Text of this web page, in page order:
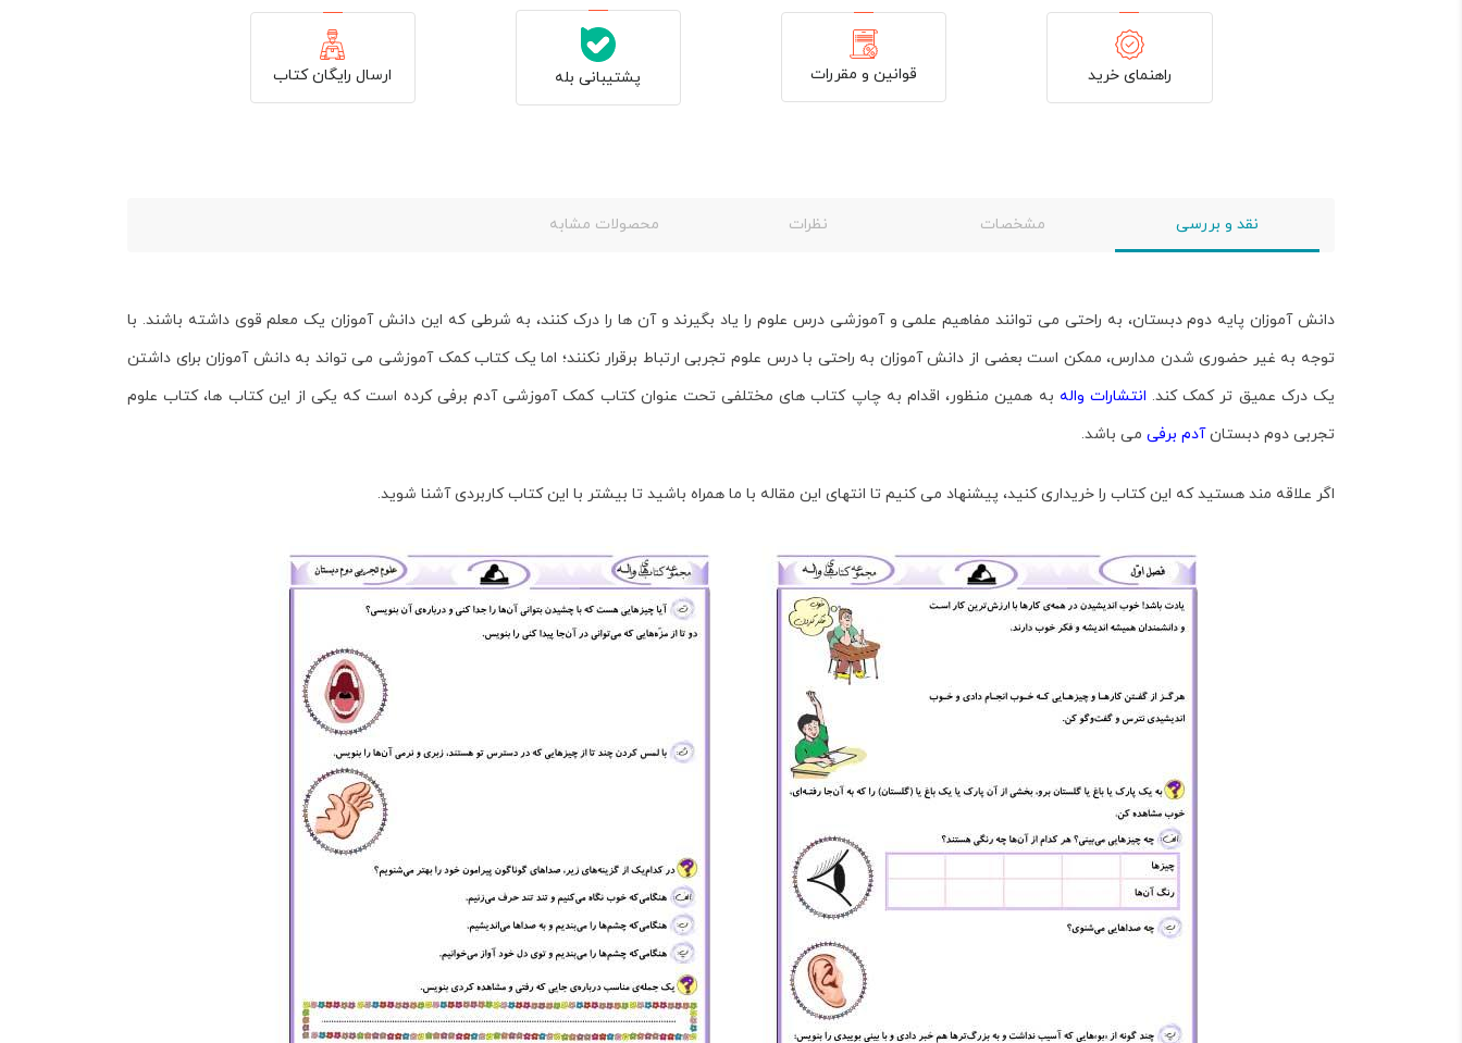
راهنمای خرید قوانین و مقررات پشتیبانی بله ارسال رایگان کتاب
نقد و بررسی مشخصات نظرات محصولات مشابه
دانش آموزان پایه دوم دبستان، به راحتی می توانند مفاهیم علمی و آموزشی درس علوم را یاد بگیرند و آن ها را درک کنند، به شرطی که این دانش آموزان یک معلم قوی داشته باشند. با
توجه به غیر حضوری شدن مدارس، ممکن است بعضی از دانش آموزان به راحتی با درس علوم تجربی ارتباط برقرار نکنند؛ اما یک کتاب کمک آموزشی می تواند به دانش آموزان برای داشتن
یک درک عمیق تر کمک کند. انتشارات واله به همین منظور، اقدام به چاپ کتاب های مختلفی تحت عنوان کتاب کمک آموزشی آدم برفی کرده است که یکی از این کتاب ها، کتاب علوم
تجربی دوم دبستانآدم برفی می باشد.
اگر علاقه مند هستید که این کتاب را خریداری کنید، پیشنهاد می کنیم تا انتهای این مقاله با ما همراه باشید تا بیشتر با این کتاب کاربردی آشنا شوید.